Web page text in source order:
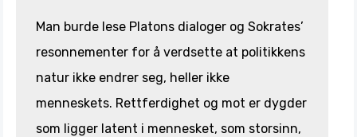
Man burde lese Platons dialoger og Sokrates’
resonnementer for å verdsette at politikkens
natur ikke endrer seg, heller ikke
menneskets. Rettferdighet og mot er dygder
som ligger latent i mennesket, som storsinn,